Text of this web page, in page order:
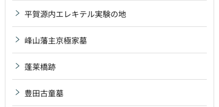
平賀源内エレキテル実験の地
峰山藩主京極家墓
蓬莱橋跡
豊田古童墓